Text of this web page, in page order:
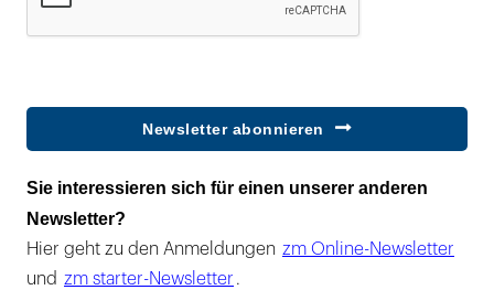
Newsletter abonnieren
Sie interessieren sich für einen unserer anderen
Newsletter?
Hier geht zu den Anmeldungen zm Online-Newsletter
und zm starter-Newsletter .